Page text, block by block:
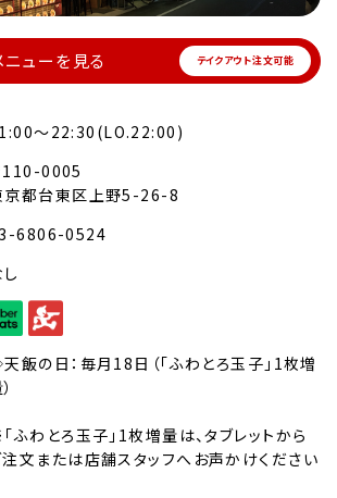
ニューを見る テイクアウト注文可能
～22:30(LO.22:00)
110-0005
京都台東区上野5-26-8
6806-0524
飯の日：毎月18日（「ふわとろ玉子」1枚増
ふわとろ玉子」1枚増量は、タブレットから
注文または店舗スタッフへお声かけください